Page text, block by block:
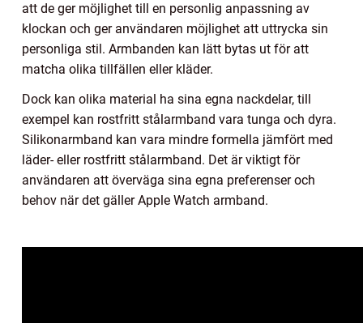
att de ger möjlighet till en personlig anpassning av
klockan och ger användaren möjlighet att uttrycka sin
personliga stil. Armbanden kan lätt bytas ut för att
matcha olika tillfällen eller kläder.
Dock kan olika material ha sina egna nackdelar, till
exempel kan rostfritt stålarmband vara tunga och dyra.
Silikonarmband kan vara mindre formella jämfört med
läder- eller rostfritt stålarmband. Det är viktigt för
användaren att överväga sina egna preferenser och
behov när det gäller Apple Watch armband.